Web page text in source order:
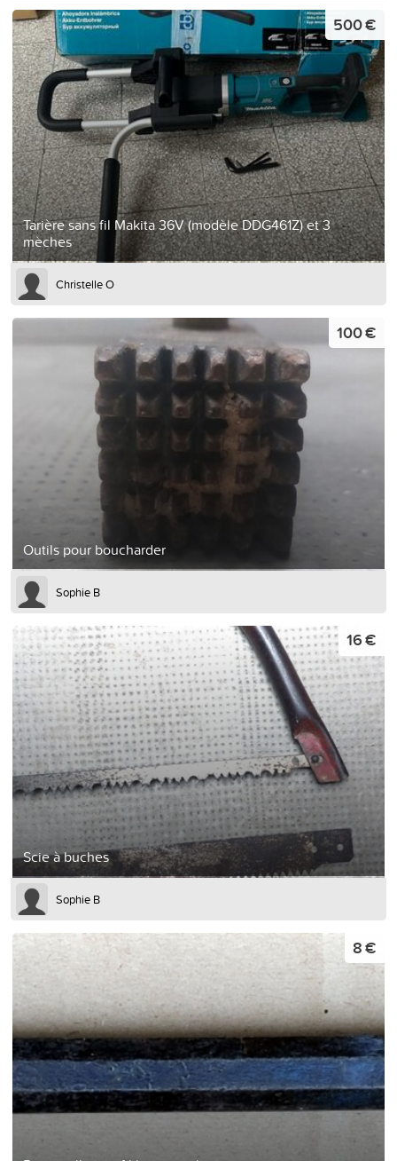
Tarière sans fil Makita 36V (modèle DDG461Z) et 3
mèches
500 €
Christelle O
Outils pour boucharder
100 €
Sophie B
Scie à buches
16 €
Sophie B
8 €